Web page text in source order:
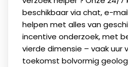
beschikbaar via chat, e-
helpen met alles van
incentive onderzoek, met
vierde dimensie – vaak uur
toekomst bolvormig